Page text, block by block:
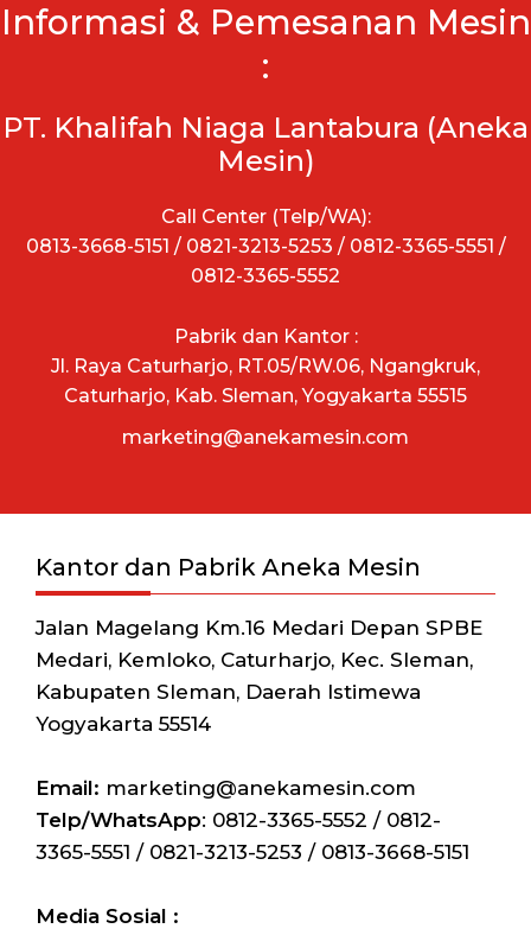
Informasi & Pemesanan Mesin
:
PT. Khalifah Niaga Lantabura (Aneka
Mesin)
Call Center (Telp/WA):
0813-3668-5151 / 0821-3213-5253 / 0812-3365-5551 /
0812-3365-5552
Pabrik dan Kantor :
Jl. Raya Caturharjo, RT.05/RW.06, Ngangkruk,
Caturharjo, Kab. Sleman, Yogyakarta 55515
marketing@anekamesin.com
Kantor dan Pabrik Aneka Mesin
Jalan Magelang Km.16 Medari Depan SPBE
Medari, Kemloko, Caturharjo, Kec. Sleman,
Kabupaten Sleman, Daerah Istimewa
Yogyakarta 55514
Email: marketing@anekamesin.com
Telp/WhatsApp: 0812-3365-5552 / 0812-
3365-5551 / 0821-3213-5253 / 0813-3668-5151
Media Sosial :